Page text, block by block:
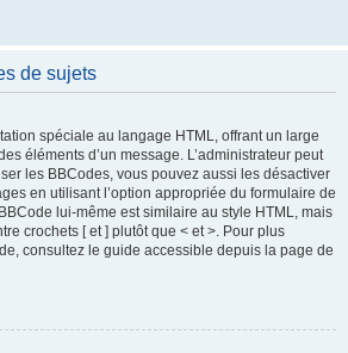
de sujets
spéciale au langage HTML, offrant un large
éléments d’un message. L’administrateur peut
les BBCodes, vous pouvez aussi les désactiver
en utilisant l’option appropriée du formulaire de
lui-même est similaire au style HTML, mais
crochets [ et ] plutôt que < et >. Pour plus
consultez le guide accessible depuis la page de